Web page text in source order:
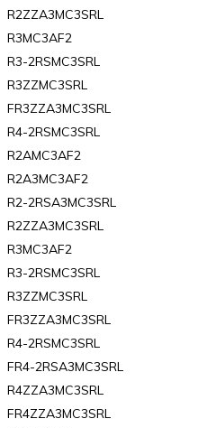
R2ZZA3MC3SRL
R3MC3AF2
R3-2RSMC3SRL
R3ZZMC3SRL
FR3ZZA3MC3SRL
R4-2RSMC3SRL
R2AMC3AF2
R2A3MC3AF2
R2-2RSA3MC3SRL
R2ZZA3MC3SRL
R3MC3AF2
R3-2RSMC3SRL
R3ZZMC3SRL
FR3ZZA3MC3SRL
R4-2RSMC3SRL
FR4-2RSA3MC3SRL
R4ZZA3MC3SRL
FR4ZZA3MC3SRL